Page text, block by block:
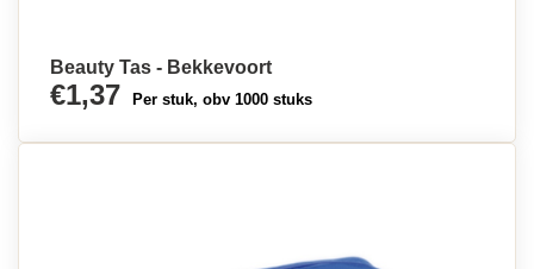
Beauty Tas - Bekkevoort
€1,37 Per stuk, obv 1000 stuks